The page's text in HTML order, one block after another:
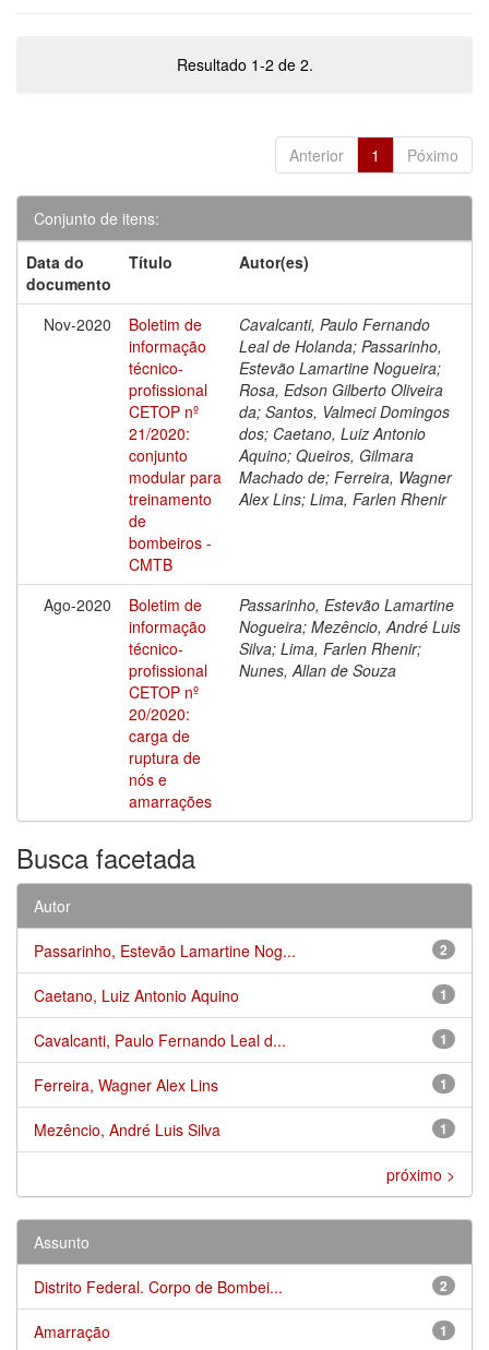
Resultado 1-2 de 2.
Anterior 1 Póximo
Conjunto de itens:
Data do
documento
Título Autor(es)
Nov-2020
Boletim de
informação
técnico-
profissional
CETOP nº
21/2020:
conjunto
modular para
treinamento
de
bombeiros -
CMTB
Cavalcanti, Paulo Fernando
Leal de Holanda; Passarinho,
Estevão Lamartine Nogueira;
Rosa, Edson Gilberto Oliveira
da; Santos, Valmeci Domingos
dos; Caetano, Luiz Antonio
Aquino; Queiros, Gilmara
Machado de; Ferreira, Wagner
Alex Lins; Lima, Farlen Rhenir
Ago-2020
Boletim de
informação
técnico-
profissional
CETOP nº
20/2020:
carga de
ruptura de
nós e
amarrações
Passarinho, Estevão Lamartine
Nogueira; Mezêncio, André Luis
Silva; Lima, Farlen Rhenir;
Nunes, Allan de Souza
Busca facetada
Autor
2
Passarinho, Estevão Lamartine Nog...
1
Caetano, Luiz Antonio Aquino
1
Cavalcanti, Paulo Fernando Leal d...
1
Ferreira, Wagner Alex Lins
1
Mezêncio, André Luis Silva
próximo >
Assunto
2
Distrito Federal. Corpo de Bombei...
1
Amarração